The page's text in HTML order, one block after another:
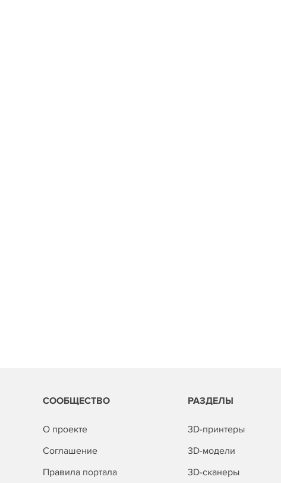
СООБЩЕСТВО
О проекте
Соглашение
Правила портала
РАЗДЕЛЫ
3D-принтеры
3D-модели
3D-сканеры